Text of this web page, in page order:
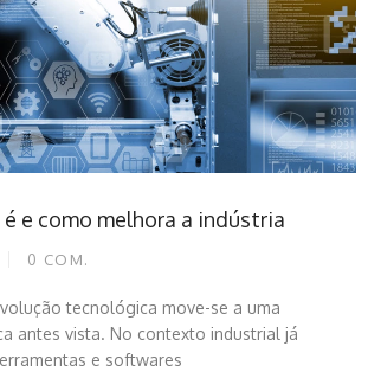
e como melhora a indústria
0 COM.
tecnológica move-se a uma
antes vista. No contexto industrial já
e softwares